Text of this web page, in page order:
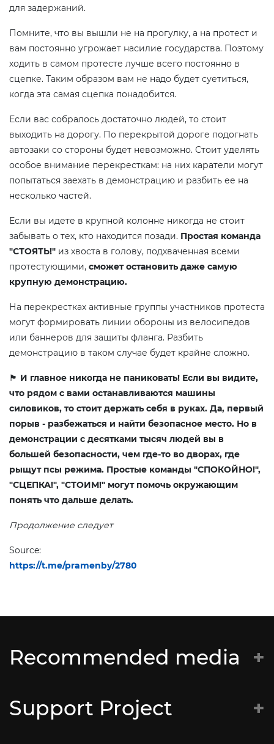
для задержаний.
Помните, что вы вышли не на прогулку, а на протест и
вам постоянно угрожает насилие государства. Поэтому
ходить в самом протесте лучше всего постоянно в
сцепке. Таким образом вам не надо будет суетиться,
когда эта самая сцепка понадобится.
Если вас собралось достаточно людей, то стоит
выходить на дорогу. По перекрытой дороге подогнать
автозаки со стороны будет невозможно. Стоит уделять
особое внимание перекресткам: на них каратели могут
попытаться заехать в демонстрацию и разбить ее на
несколько частей.
Если вы идете в крупной колонне никогда не стоит
забывать о тех, кто находится позади. Простая команда
"СТОЯТЬ!" из хвоста в голову, подхваченная всеми
протестующими, сможет остановить даже самую
крупную демонстрацию.
На перекрестках активные группы участников протеста
могут формировать линии обороны из велосипедов
или баннеров для защиты фланга. Разбить
демонстрацию в таком случае будет крайне сложно.
🏴 И главное никогда не паниковать! Если вы видите,
что рядом с вами останавливаются машины
силовиков, то стоит держать себя в руках. Да, первый
порыв - разбежаться и найти безопасное место. Но в
демонстрации с десятками тысяч людей вы в
большей безопасности, чем где-то во дворах, где
рыщут псы режима. Простые команды "СПОКОЙНО!",
"СЦЕПКА!", "СТОИМ!" могут помочь окружающим
понять что дальше делать.
Продолжение следует
Source:
https://t.me/pramenby/2780
Recommended media
Супраціў
CyberBeaver – консультации по цифровой
Support Project